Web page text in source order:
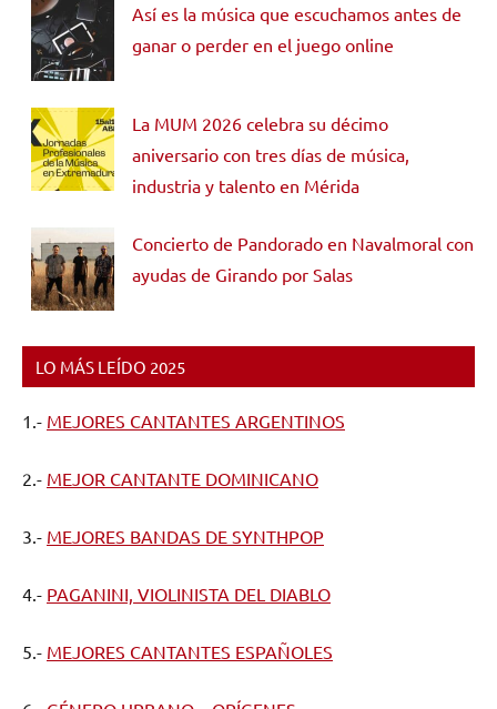
Así es la música que escuchamos antes de
ganar o perder en el juego online
La MUM 2026 celebra su décimo
aniversario con tres días de música,
industria y talento en Mérida
Concierto de Pandorado en Navalmoral con
ayudas de Girando por Salas
LO MÁS LEÍDO 2025
1.- MEJORES CANTANTES ARGENTINOS
2.- MEJOR CANTANTE DOMINICANO
3.- MEJORES BANDAS DE SYNTHPOP
4.- PAGANINI, VIOLINISTA DEL DIABLO
5.- MEJORES CANTANTES ESPAÑOLES